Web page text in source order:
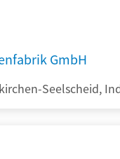
GmbH
Seelscheid,